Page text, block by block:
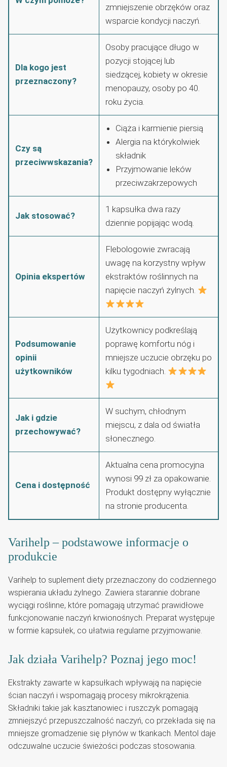
zmniejszenie obrzęków oraz
wsparcie kondycji naczyń.
Dla kogo jest
przeznaczony?
Osoby pracujące długo w
pozycji stojącej lub
siedzącej, kobiety w okresie
menopauzy, osoby po 40.
roku życia.
Czy są
przeciwwskazania?
Ciąża i karmienie piersią
Alergia na którykolwiek
składnik
Przyjmowanie leków
przeciwzakrzepowych
Jak stosować?
1 kapsułka dwa razy
dziennie popijając wodą.
Opinia ekspertów
Flebologowie zwracają
uwagę na korzystny wpływ
ekstraktów roślinnych na
napięcie naczyń żylnych.
Podsumowanie
opinii
użytkowników
Użytkownicy podkreślają
poprawę komfortu nóg i
mniejsze uczucie obrzęku po
kilku tygodniach.
Jak i gdzie
przechowywać?
W suchym, chłodnym
miejscu, z dala od światła
słonecznego.
Cena i dostępność
Aktualna cena promocyjna
wynosi 99 zł za opakowanie.
Produkt dostępny wyłącznie
na stronie producenta.
Varihelp – podstawowe informacje o
produkcie
Varihelp to suplement diety przeznaczony do codziennego
wspierania układu żylnego. Zawiera starannie dobrane
wyciągi roślinne, które pomagają utrzymać prawidłowe
funkcjonowanie naczyń krwionośnych. Preparat występuje
w formie kapsułek, co ułatwia regularne przyjmowanie.
Jak działa Varihelp? Poznaj jego moc!
Ekstrakty zawarte w kapsułkach wpływają na napięcie
ścian naczyń i wspomagają procesy mikrokrążenia.
Składniki takie jak kasztanowiec i ruszczyk pomagają
zmniejszyć przepuszczalność naczyń, co przekłada się na
mniejsze gromadzenie się płynów w tkankach. Mentol daje
odczuwalne uczucie świeżości podczas stosowania.